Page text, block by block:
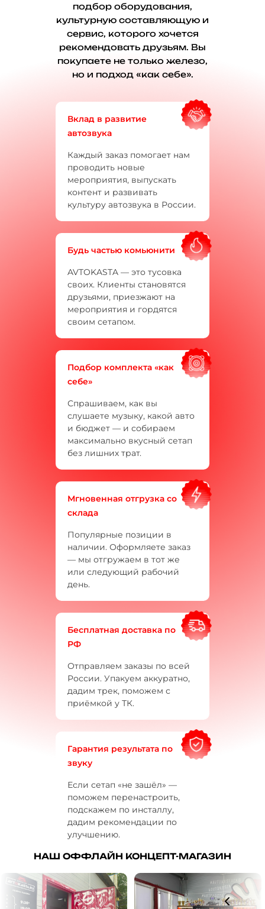
подбор оборудования,
культурную составляющую и
сервис, которого хочется
рекомендовать друзьям. Вы
покупаете не только железо,
но и подход «как себе».
Вклад в развитие
автозвука
Каждый заказ помогает нам
проводить новые
мероприятия, выпускать
контент и развивать
культуру автозвука в России.
Будь частью комьюнити
AVTOKASTA — это тусовка
своих. Клиенты становятся
друзьями, приезжают на
мероприятия и гордятся
своим сетапом.
Подбор комплекта «как
себе»
Спрашиваем, как вы
слушаете музыку, какой авто
и бюджет — и собираем
максимально вкусный сетап
без лишних трат.
Мгновенная отгрузка со
склада
Популярные позиции в
наличии. Оформляете заказ
— мы отгружаем в тот же
или следующий рабочий
день.
Бесплатная доставка по
РФ
Отправляем заказы по всей
России. Упакуем аккуратно,
дадим трек, поможем с
приёмкой у ТК.
Гарантия результата по
звуку
Если сетап «не зашёл» —
поможем перенастроить,
подскажем по инсталлу,
дадим рекомендации по
улучшению.
НАШ ОФФЛАЙН КОНЦЕПТ-МАГАЗИН